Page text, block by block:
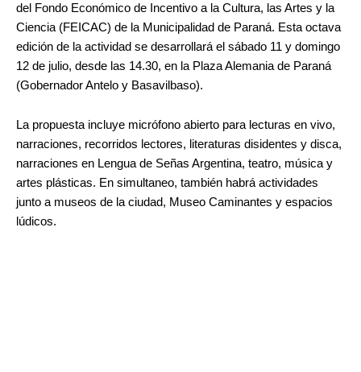
del Fondo Económico de Incentivo a la Cultura, las Artes y la
Ciencia (FEICAC) de la Municipalidad de Paraná. Esta octava
edición de la actividad se desarrollará el sábado 11 y domingo
12 de julio, desde las 14.30, en la Plaza Alemania de Paraná
(Gobernador Antelo y Basavilbaso).
La propuesta incluye micrófono abierto para lecturas en vivo,
narraciones, recorridos lectores, literaturas disidentes y disca,
narraciones en Lengua de Señas Argentina, teatro, música y
artes plásticas. En simultaneo, también habrá actividades
junto a museos de la ciudad, Museo Caminantes y espacios
lúdicos.